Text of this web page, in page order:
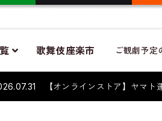
歌舞伎座楽市 ご観劇予定
【オンラインストア】ヤマ